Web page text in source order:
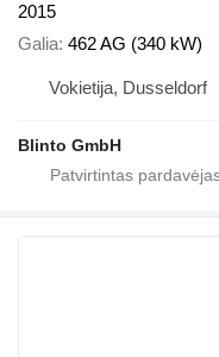
2015
Galia 462 AG (340 kW)
Vokietija, Dusseldorf
Blinto GmbH